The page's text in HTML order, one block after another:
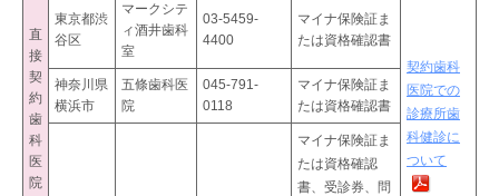
直
接
契
約
歯
科
医
院
契約歯科
医院での
診療所歯
科健診に
ついて
東京都渋
谷区
マークシテ
ィ酒井歯科
室
03-5459-
4400
マイナ保険証ま
たは資格確認書
神奈川県
横浜市
五條歯科医
院
045-791-
0118
マイナ保険証ま
たは資格確認書
マイナ保険証ま
たは資格確認
書、受診券、問